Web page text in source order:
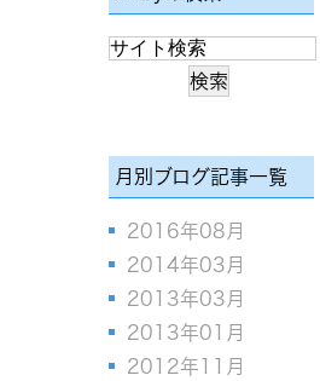
月別ブログ記事一覧
2016年08月
2014年03月
2013年03月
2013年01月
2012年11月